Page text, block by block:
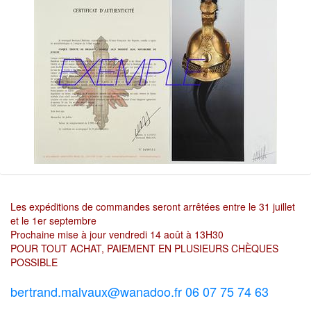
Les expéditions de commandes seront arrêtées entre le 31 juillet
et le 1er septembre
Prochaine mise à jour vendredi 14 août à 13H30
POUR TOUT ACHAT, PAIEMENT EN PLUSIEURS CHÈQUES
POSSIBLE
bertrand.malvaux@wanadoo.fr 06 07 75 74 63